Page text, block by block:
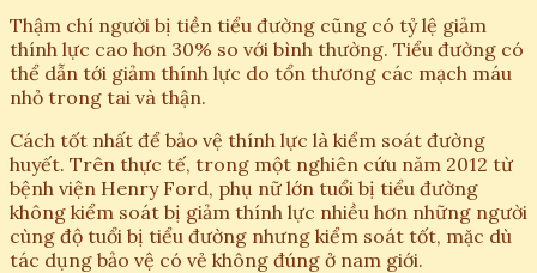
Thậm chí người bị tiền tiểu đường cũng có tỷ lệ giảm
thính lực cao hơn 30% so với bình thường. Tiểu đường có
thể dẫn tới giảm thính lực do tổn thương các mạch máu
nhỏ trong tai và thận.
Cách tốt nhất để bảo vệ thính lực là kiểm soát đường
huyết. Trên thực tế, trong một nghiên cứu năm 2012 từ
bệnh viện Henry Ford, phụ nữ lớn tuổi bị tiểu đường
không kiểm soát bị giảm thính lực nhiều hơn những người
cùng độ tuổi bị tiểu đường nhưng kiểm soát tốt, mặc dù
tác dụng bảo vệ có vẻ không đúng ở nam giới.